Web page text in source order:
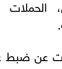
عن ضبط